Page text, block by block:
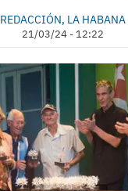
REDACCIÓN, LA HABANA
21/03/24 - 12:22